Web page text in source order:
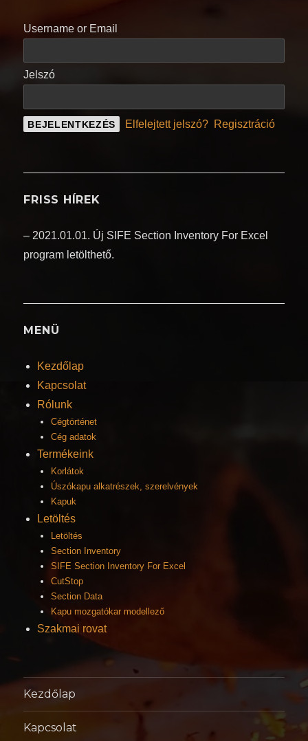
Username or Email
Jelszó
Elfelejtett jelszó? Regisztráció
FRISS HÍREK
– 2021.01.01. Új SIFE Section Inventory For Excel
program letölthető.
MENÜ
Kezdőlap
Kapcsolat
Rólunk
Cégtörténet
Cég adatok
Termékeink
Korlátok
Úszókapu alkatrészek, szerelvények
Kapuk
Letöltés
Letöltés
Section Inventory
SIFE Section Inventory For Excel
CutStop
Section Data
Kapu mozgatókar modellező
Szakmai rovat
Kezdőlap
Kapcsolat